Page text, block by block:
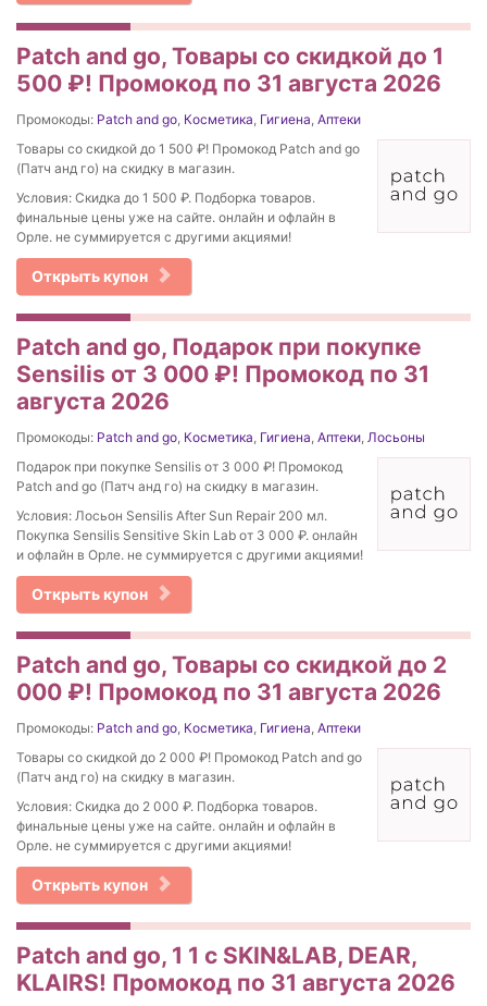
Patch and go, Товары со скидкой до 1
500 ₽! Промокод по 31 августа 2026
Промокоды: Patch and go, Косметика, Гигиена, Аптеки
Товары со скидкой до 1 500 ₽! Промокод Patch and go
(Патч анд го) на скидку в магазин.
Условия: Скидка до 1 500 ₽. Подборка товаров.
финальные цены уже на сайте. онлайн и офлайн в
Орле. не суммируется с другими акциями!
Открыть купон
Patch and go, Подарок при покупке
Sensilis от 3 000 ₽! Промокод по 31
августа 2026
Промокоды: Patch and go, Косметика, Гигиена, Аптеки, Лосьоны
Подарок при покупке Sensilis от 3 000 ₽! Промокод
Patch and go (Патч анд го) на скидку в магазин.
Условия: Лосьон Sensilis After Sun Repair 200 мл.
Покупка Sensilis Sensitive Skin Lab от 3 000 ₽. онлайн
и офлайн в Орле. не суммируется с другими акциями!
Открыть купон
Patch and go, Товары со скидкой до 2
000 ₽! Промокод по 31 августа 2026
Промокоды: Patch and go, Косметика, Гигиена, Аптеки
Товары со скидкой до 2 000 ₽! Промокод Patch and go
(Патч анд го) на скидку в магазин.
Условия: Скидка до 2 000 ₽. Подборка товаров.
финальные цены уже на сайте. онлайн и офлайн в
Орле. не суммируется с другими акциями!
Открыть купон
Patch and go, 1 1 с SKIN&LAB, DEAR,
KLAIRS! Промокод по 31 августа 2026